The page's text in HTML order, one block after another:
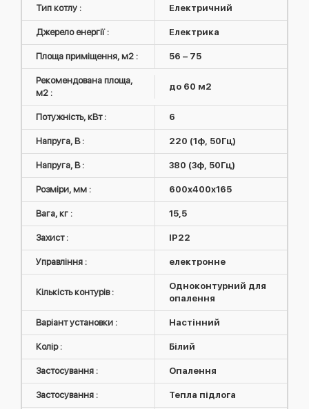
Тип котлу : Електричний
Джерело енергії : Електрика
Площа приміщення, м2 : 56 – 75
Рекомендована площа,
м2 :
до 60 м2
Потужність, кВт : 6
Напруга, В : 220 (1ф, 50Гц)
Напруга, В : 380 (3ф, 50Гц)
Розміри, мм : 600x400x165
Вага, кг : 15,5
Захист : IP22
Управління : електронне
Кількість контурів :
Одноконтурний для
опалення
Варіант установки : Настінний
Колір : Білий
Застосування : Опалення
Застосування : Тепла підлога